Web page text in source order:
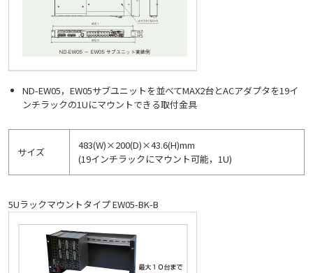
ND-EW05，EW05サブユニットを並べてMAX2台とACアダプタを19イ
ンチラックの1Uにマウントできる取付金具
サイズ
483(W)×200(D)×43.6(H)mm
(19インチラックにマウント可能，1U)
5Uラックマウントタイプ EW05-BK-B